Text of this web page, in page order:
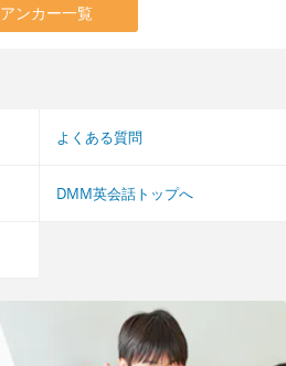
アンカー一覧
よくある質問
DMM英会話トップへ